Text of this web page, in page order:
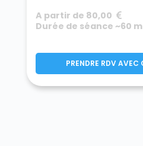
A partir de 80,00
Durée de séance ~60
PRENDRE RDV AVEC